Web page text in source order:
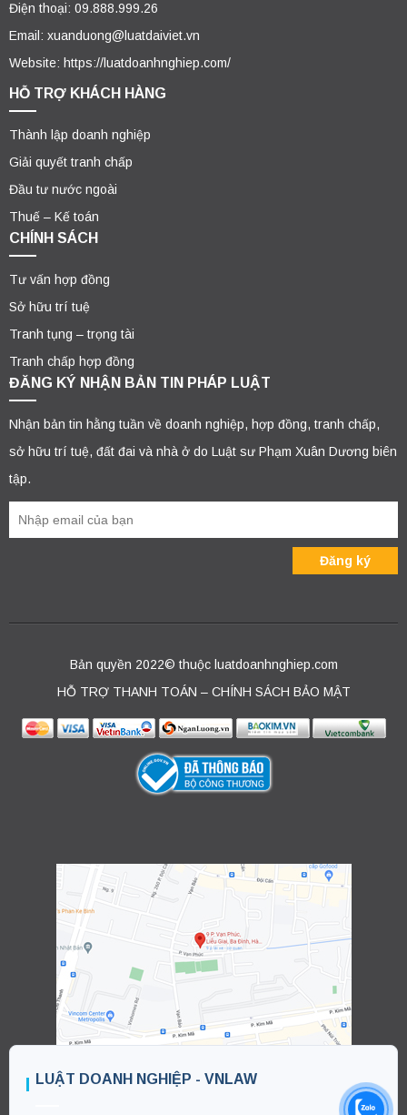
Điện thoại: 09.888.999.26
Email: xuanduong@luatdaiviet.vn
Website: https://luatdoanhnghiep.com/
HỖ TRỢ KHÁCH HÀNG
Thành lập doanh nghiệp
Giải quyết tranh chấp
Đầu tư nước ngoài
Thuế – Kế toán
CHÍNH SÁCH
Tư vấn hợp đồng
Sở hữu trí tuệ
Tranh tụng – trọng tài
Tranh chấp hợp đồng
ĐĂNG KÝ NHẬN BẢN TIN PHÁP LUẬT
Nhận bản tin hằng tuần về doanh nghiệp, hợp đồng, tranh chấp,
sở hữu trí tuệ, đất đai và nhà ở do Luật sư Phạm Xuân Dương biên
tập.
Bản quyền 2022© thuộc luatdoanhnghiep.com
HỖ TRỢ THANH TOÁN – CHÍNH SÁCH BẢO MẬT
LUẬT DOANH NGHIỆP - VNLAW